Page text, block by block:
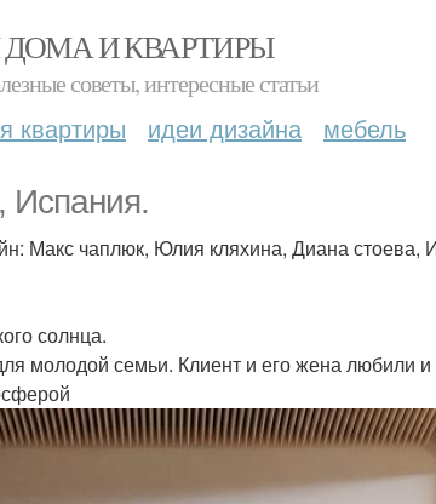
ДОМА И КВАРТИРЫ
советы, интересные статьи
квартиры идеи дизайна мебель
Испания.
Макс чаплюк, Юлия кляхина, Диана стоева,
солнца.
молодой семьи. Клиент и его жена любили